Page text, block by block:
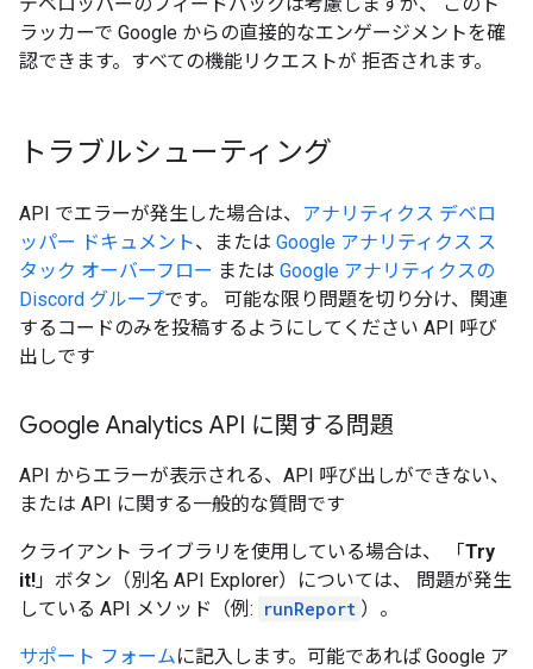
ラッカーで Google からの直接的なエンゲージメントを確
認できます。すべての機能リクエストが 拒否されます。
トラブルシューティング
API でエラーが発生した場合は、 アナリティクス デベロ
ッパー ドキュメント、または Google アナリティクス ス
タック オーバーフロー または Google アナリティクスの
Discord グループです。 可能な限り問題を切り分け、関連
するコードのみを投稿するようにしてください API 呼び
出しです
Google Analytics API に関する問題
API からエラーが表示される、API 呼び出しができない、
または API に関する一般的な質問です
クライアント ライブラリを使用している場合は、 「Try
it!」ボタン（別名 API Explorer）については、 問題が発生
している API メソッド（例: runReport ）。
サポート フォームに記入します。可能であれば Google ア